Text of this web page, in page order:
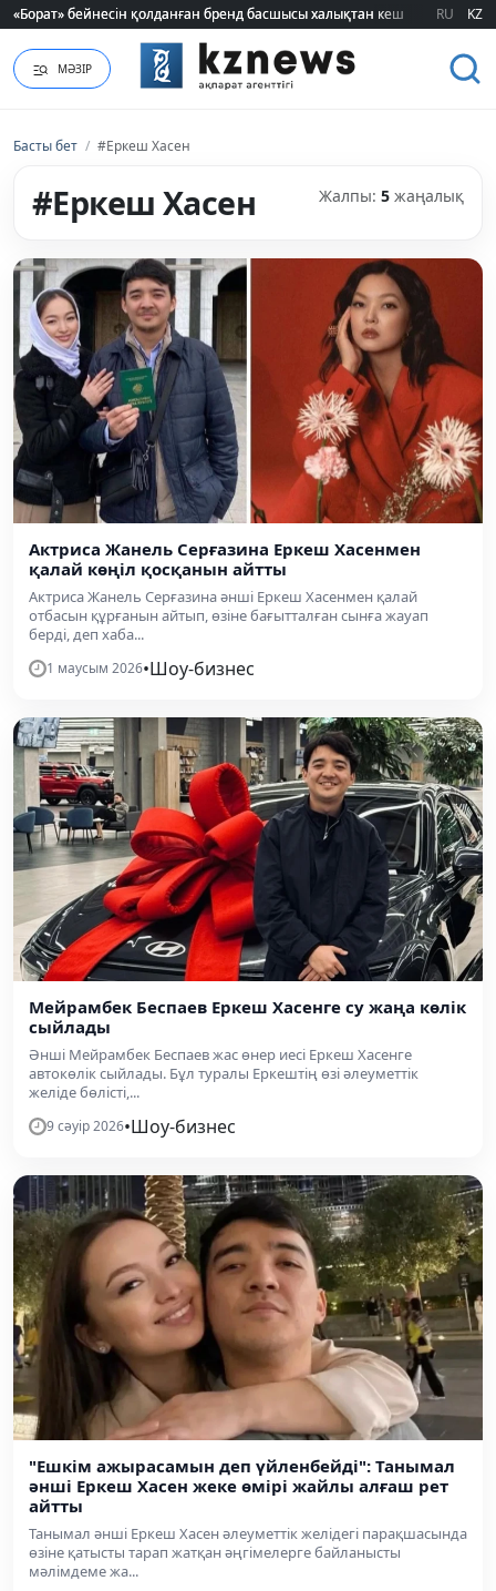
«Борат» бейнесін қолданған бренд басшысы халықтан кешірім сұрады
«Борат» бейнесін қолданған бренд басшысы халықтан кешірім сұрады
RU KZ
МӘЗІР
Басты бет / #Еркеш Хасен
#Еркеш Хасен Жалпы: 5 жаңалық
Актриса Жанель Серғазина Еркеш Хасенмен
қалай көңіл қосқанын айтты
Актриса Жанель Серғазина әнші Еркеш Хасенмен қалай
отбасын құрғанын айтып, өзіне бағытталған сынға жауап
берді, деп хаба...
1 маусым 2026•Шоу-бизнес
Мейрамбек Беспаев Еркеш Хасенге су жаңа көлік
сыйлады
Әнші Мейрамбек Беспаев жас өнер иесі Еркеш Хасенге
автокөлік сыйлады. Бұл туралы Еркештің өзі әлеуметтік
желіде бөлісті,...
9 сәуір 2026•Шоу-бизнес
"Ешкім ажырасамын деп үйленбейді": Танымал
әнші Еркеш Хасен жеке өмірі жайлы алғаш рет
айтты
Танымал әнші Еркеш Хасен әлеуметтік желідегі парақшасында
өзіне қатысты тарап жатқан әңгімелерге байланысты
мәлімдеме жа...